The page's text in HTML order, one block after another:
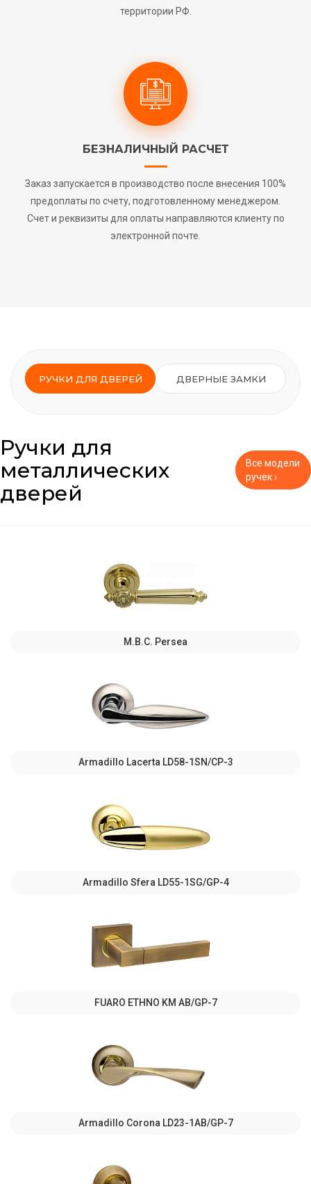
территории РФ.
БЕЗНАЛИЧНЫЙ РАСЧЕТ
Заказ запускается в производство после внесения 100%
предоплаты по счету, подготовленному менеджером.
Счет и реквизиты для оплаты направляются клиенту по
электронной почте.
РУЧКИ ДЛЯ ДВЕРЕЙ ДВЕРНЫЕ ЗАМКИ
Ручки для
металлических
дверей
Все модели
ручек ›
M.B.C. Persea
Armadillo Lacerta LD58-1SN/CP-3
Armadillo Sfera LD55-1SG/GP-4
FUARO ETHNO KM AB/GP-7
Armadillo Corona LD23-1AB/GP-7